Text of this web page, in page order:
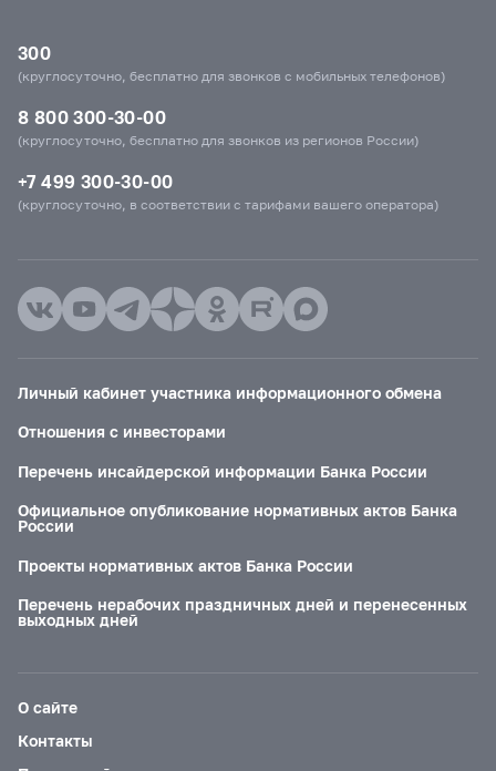
300
(круглосуточно, бесплатно для звонков с мобильных телефонов)
8 800 300-30-00
(круглосуточно, бесплатно для звонков из регионов России)
+7 499 300-30-00
(круглосуточно, в соответствии с тарифами вашего оператора)
Личный кабинет участника информационного обмена
Отношения с инвесторами
Перечень инсайдерской информации Банка России
Официальное опубликование нормативных актов Банка
России
Проекты нормативных актов Банка России
Перечень нерабочих праздничных дней и перенесенных
выходных дней
О сайте
Контакты